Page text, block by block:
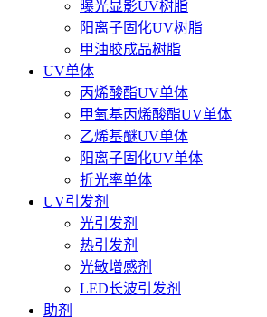
曝光显影UV树脂
阳离子固化UV树脂
甲油胶成品树脂
UV单体
丙烯酸酯UV单体
甲氧基丙烯酸酯UV单体
乙烯基醚UV单体
阳离子固化UV单体
折光率单体
UV引发剂
光引发剂
热引发剂
光敏增感剂
LED长波引发剂
助剂